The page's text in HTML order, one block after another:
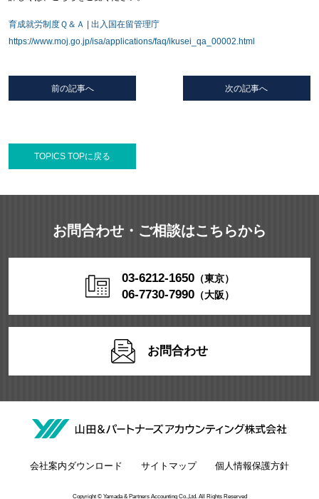
育成就労制度Ｑ＆Ａ | 出入国在留管理庁
https://www.moj.go.jp/isa/applications/faq/ikusei_qa_00002.html
前の記事へ 次の記事へ
TOPICS TOPに戻る
お問合わせ・ご相談はこちらから
03-6212-1650（東京）
06-7730-7990（大阪）
お問合わせ
会社案内ダウンロード サイトマップ 個人情報保護方針
Copyright © Yamada & Partners Accounting Co.,Ltd. All Rights Reserved